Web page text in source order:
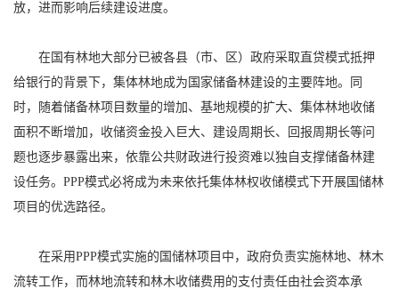
放，进而影响后续建设进度。
在国有林地大部分已被各县（市、区）政府采取直贷模式抵押
给银行的背景下，集体林地成为国家储备林建设的主要阵地。同
时，随着储备林项目数量的增加、基地规模的扩大、集体林地收储
面积不断增加，收储资金投入巨大、建设周期长、回报周期长等问
题也逐步暴露出来，依靠公共财政进行投资难以独自支撑储备林建
设任务。PPP模式必将成为未来依托集体林权收储模式下开展国储林
项目的优选路径。
在采用PPP模式实施的国储林项目中，政府负责实施林地、林木
流转工作，而林地流转和林木收储费用的支付责任由社会资本承